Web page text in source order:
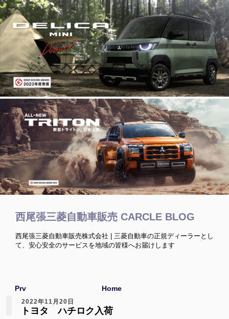
西尾張三菱自動車販売 CARCLE BLOG
西尾張三菱自動車販売株式会社 | 三菱自動車の正規ディーラーとし
て、安心安全のサービスを地域の皆様へお届けします
Prv Home
2022年11月20日
トヨタ ハチロク入荷